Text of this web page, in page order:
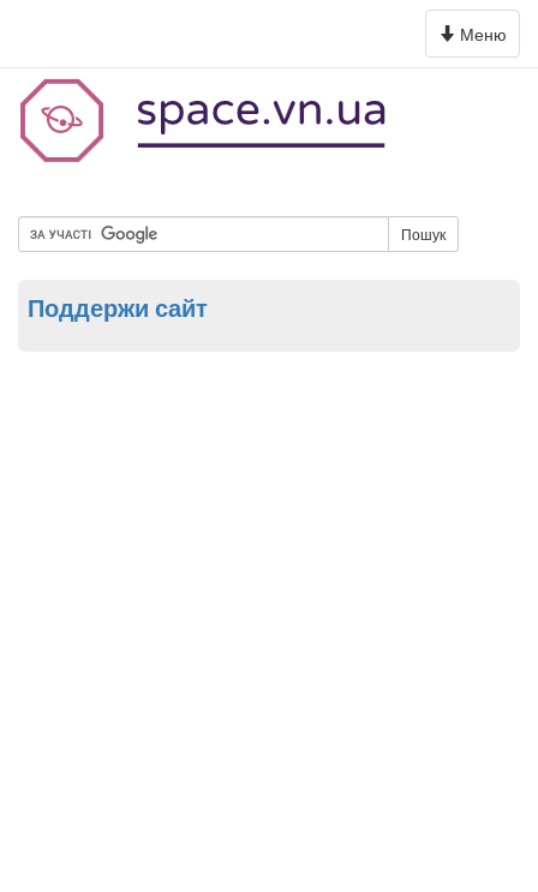
Toggle
navigation
Меню
Пошук
Поддержи сайт